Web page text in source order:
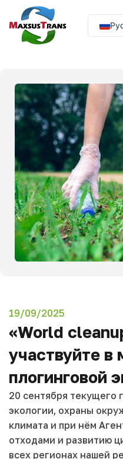
19/09/2025
«World
участвуйте в
плогинговой
20 сентября текущего
экологии, охраны
климата и при нём
отходами и развитию
всех регионах нашей